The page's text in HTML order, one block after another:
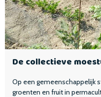
De collectieve
Op een gemeenschappelijk
groenten en fruit in